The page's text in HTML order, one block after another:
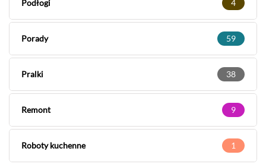
Podłogi 4
Porady 59
Pralki 38
Remont 9
Roboty kuchenne 1